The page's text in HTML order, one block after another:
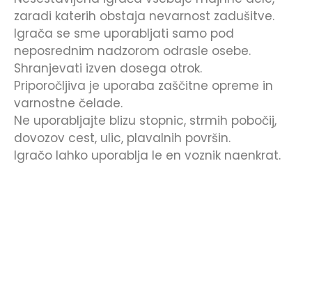
zaradi katerih obstaja nevarnost zadušitve.
Igrača se sme uporabljati samo pod
neposrednim nadzorom odrasle osebe.
Shranjevati izven dosega otrok.
Priporočljiva je uporaba zaščitne opreme in
varnostne čelade.
Ne uporabljajte blizu stopnic, strmih pobočij,
dovozov cest, ulic, plavalnih površin.
Igračo lahko uporablja le en voznik naenkrat.